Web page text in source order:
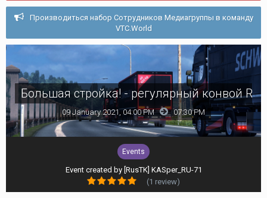
Производиться набор Сотрудников Медиагруппы в команду
VTC.World
Большая стройка! - регулярный конвой
09 January 2021, 04:00 PM 07:30 PM
Events
Event created by [RusTK] KASper_RU-71
(1 review)